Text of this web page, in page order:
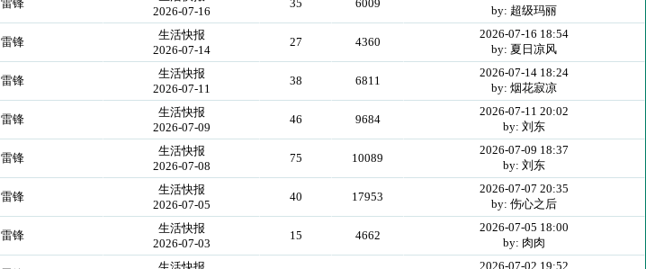
雷锋
2026-07-16
35 6009
by: 超级玛丽
雷锋
生活快报
2026-07-14
27 4360
2026-07-16 18:54
by: 夏日凉风
雷锋
生活快报
2026-07-11
38 6811
2026-07-14 18:24
by: 烟花寂凉
雷锋
生活快报
2026-07-09
46 9684
2026-07-11 20:02
by: 刘东
雷锋
生活快报
2026-07-08
75 10089
2026-07-09 18:37
by: 刘东
雷锋
生活快报
2026-07-05
40 17953
2026-07-07 20:35
by: 伤心之后
雷锋
生活快报
2026-07-03
15 4662
2026-07-05 18:00
by: 肉肉
2026-07-02 19:52